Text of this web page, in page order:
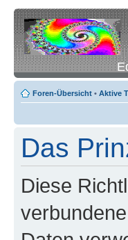
Foren-Übersicht • Aktive
Das
Diese